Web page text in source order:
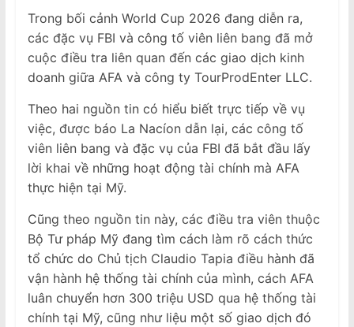
Trong bối cảnh World Cup 2026 đang diễn ra,
các đặc vụ FBI và công tố viên liên bang đã mở
cuộc điều tra liên quan đến các giao dịch kinh
doanh giữa AFA và công ty TourProdEnter LLC.
Theo hai nguồn tin có hiểu biết trực tiếp về vụ
việc, được báo La Nacíon dẫn lại, các công tố
viên liên bang và đặc vụ của FBI đã bắt đầu lấy
lời khai về những hoạt động tài chính mà AFA
thực hiện tại Mỹ.
Cũng theo nguồn tin này, các điều tra viên thuộc
Bộ Tư pháp Mỹ đang tìm cách làm rõ cách thức
tổ chức do Chủ tịch Claudio Tapia điều hành đã
vận hành hệ thống tài chính của mình, cách AFA
luân chuyển hơn 300 triệu USD qua hệ thống tài
chính tại Mỹ, cũng như liệu một số giao dịch đó